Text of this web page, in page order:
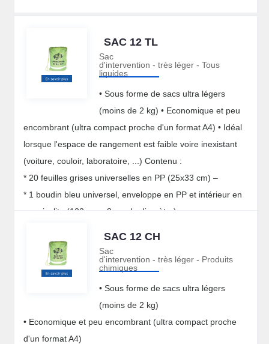
SAC 12 TL
Sac
d'intervention - très léger - Tous
liquides
• Sous forme de sacs ultra légers
(moins de 2 kg) • Economique et peu
encombrant (ultra compact proche d'un format A4) • Idéal
lorsque l'espace de rangement est faible voire inexistant
(voiture, couloir, laboratoire, ...) Contenu :
* 20 feuilles grises universelles en PP (25x33 cm) –
* 1 boudin bleu universel, enveloppe en PP et intérieur en
vermiculite (122 cm x 8 cm de diamètre) –
fermeture – c
Capacité d'absorption : 11 litres max –
Poids : 1,5 kg environ
SAC 12 CH
Sac
d'intervention - très léger - Produits
chimiques
• Sous forme de sacs ultra légers
(moins de 2 kg)
• Economique et peu encombrant (ultra compact proche
d'un format A4)